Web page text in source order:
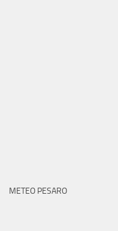
METEO PESARO